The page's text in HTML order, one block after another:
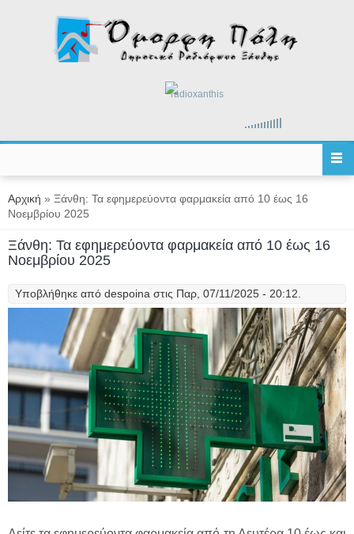
radioxanthis
Είστε εδώ
Αρχική » Ξάνθη: Τα εφημερεύοντα φαρμακεία από 10 έως 16
Νοεμβρίου 2025
Ξάνθη: Τα εφημερεύοντα φαρμακεία από 10 έως 16
Νοεμβρίου 2025
Υποβλήθηκε από despoina στις Παρ, 07/11/2025 - 20:12.